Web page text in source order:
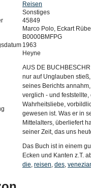
Reisen
Sonstiges
45849
Marco Polo, Eckart
B0000BMFPG
1963
Heyne
AUS DE
nur auf Unglauben
seines Berichts
verglich - und
Wahrheitsliebe,
gewesen ist. Was er in
Mittelalters, überliefert
seiner Zeit, das uns
Das Buch ist in einem
Ecken und Kanten z.T.
die, reisen, des,